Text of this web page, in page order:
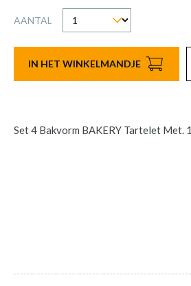
AANTAL
IN HET WINKELMANDJE
Set 4 Bakvorm BAKERY Tartelet Met.